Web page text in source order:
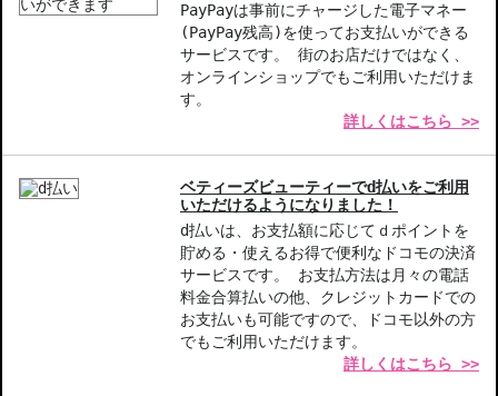
ツヤ
PayPayは事前にチャージした電子マネー
(PayPay残高)を使ってお支払いができる
サービスです。 街のお店だけではなく、
オンラインショップでもご利用いただけま
す。
詳しくはこちら >>
ベティーズビューティーでd払いをご利用
いただけるようになりました！
d払いは、お支払額に応じてｄポイントを
貯める・使えるお得で便利なドコモの決済
サービスです。 お支払方法は月々の電話
料金合算払いの他、クレジットカードでの
お支払いも可能ですので、ドコモ以外の方
でもご利用いただけます。
詳しくはこちら >>